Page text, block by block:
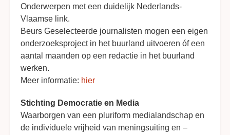
Onderwerpen met een duidelijk Nederlands-
Vlaamse link.
Beurs Geselecteerde journalisten mogen een eigen
onderzoeksproject in het buurland uitvoeren óf een
aantal maanden op een redactie in het buurland
werken.
Meer informatie: hier
Stichting Democratie en Media
Waarborgen van een pluriform medialandschap en
de individuele vrijheid van meningsuiting en –